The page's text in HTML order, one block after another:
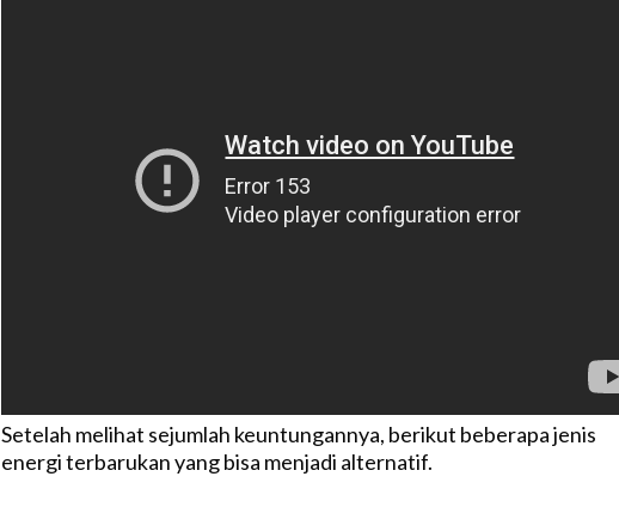
Setelah melihat sejumlah keuntungannya, berikut beberapa jenis
energi terbarukan yang bisa menjadi alternatif.